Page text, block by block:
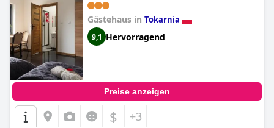
Gästehaus in Tokarnia
9,1 Hervorragend
Preise anzeigen
$ +3